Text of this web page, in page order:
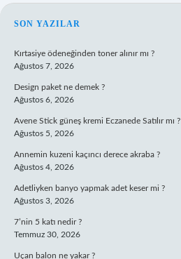
SIDEBAR
SON YAZILAR
Kırtasiye ödeneğinden toner alınır mı ?
Ağustos 7, 2026
Design paket ne demek ?
Ağustos 6, 2026
Avene Stick güneş kremi Eczanede Satılır mı ?
Ağustos 5, 2026
Annemin kuzeni kaçıncı derece akraba ?
Ağustos 4, 2026
Adetliyken banyo yapmak adet keser mi ?
Ağustos 3, 2026
7’nin 5 katı nedir ?
Temmuz 30, 2026
Uçan balon ne yakar ?